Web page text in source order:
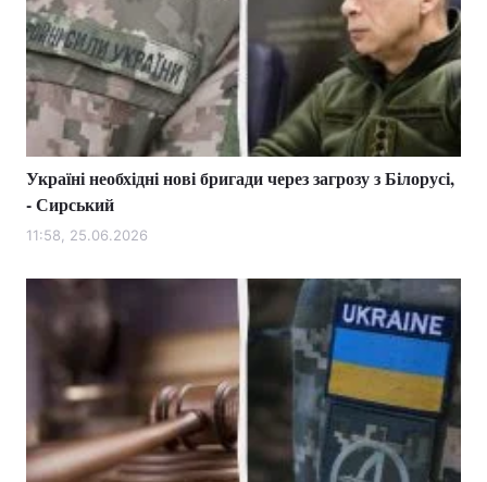
Головна Війна
Україна
Наука
Лайт
Зброя Інциденти
Здоров'я Туризм
Україні необхідні нові бригади через загрозу з Білорусі,
- Сирський
11:58, 25.06.2026